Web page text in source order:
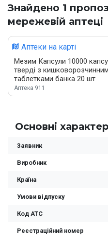
Знайдено 1
мережевій аптеці
Аптеки на карті
Мезим Капсули 10000
тверді з
таблетками банка 20 шт
Аптека 911
Основні
Заявник
Виробник
Країна
Умови відпуску
Код ATC
Реєстраційний номер